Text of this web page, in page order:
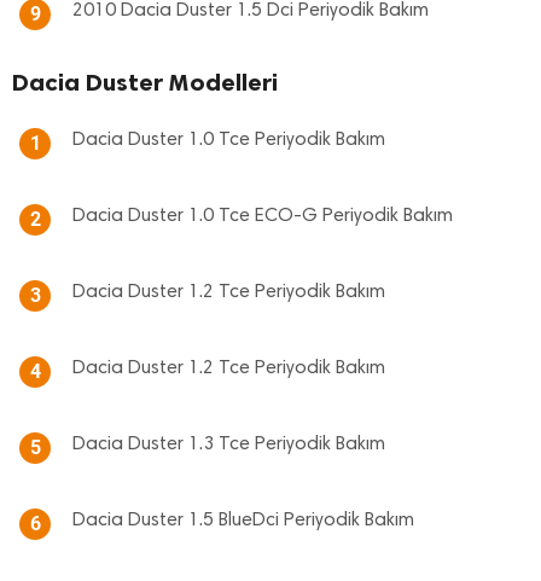
9 2010 Dacia Duster 1.5 Dci Periyodik Bakım
Dacia Duster Modelleri
1 Dacia Duster 1.0 Tce Periyodik Bakım
2 Dacia Duster 1.0 Tce ECO-G Periyodik Bakım
3 Dacia Duster 1.2 Tce Periyodik Bakım
4 Dacia Duster 1.2 Tce Periyodik Bakım
5 Dacia Duster 1.3 Tce Periyodik Bakım
6 Dacia Duster 1.5 BlueDci Periyodik Bakım